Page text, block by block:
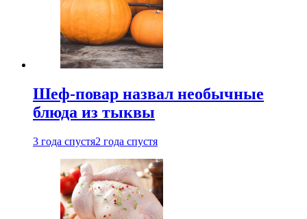
Шеф-повар назвал необычные
блюда из тыквы
3 года спустя2 года спустя